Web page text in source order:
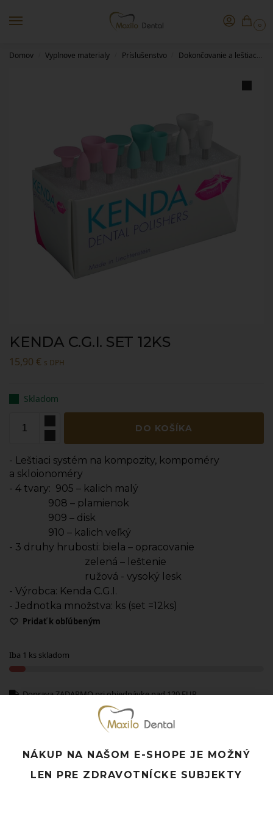
0
Domov Vyplnove materialy Príslušenstvo Dokončovanie a leštiace pomôcky
KENDA C.G.I. SET 12KS
15,90 € s DPH
Skladom
DO KOŠÍKA
- Leštiaci systém na kompozity, kompoméry
a skloionoméry
- 4 tvary: 905 – kalich malý
908 – plamienok
909 – disk
910 – kalich veľký
- 3 druhy hrubosti: biela – opracovanie
zelená – leštenie
ružová - vysoký lesk
- Výrobca: Kenda C.G.I.
- Jednotka množstva: ks (set =12ks)
Pridať k obľúbeným
Iba 1 ks skladom
Doprava ZADARMO pri objednávke nad 120 EUR
Rýchle doručenie a možnosť osobného odberu
Potrebujete poradiť? Neváhajte náskontaktovať.
NÁKUP NA NAŠOM E-SHOPE JE MOŽNÝ
LEN PRE ZDRAVOTNÍCKE SUBJEKTY